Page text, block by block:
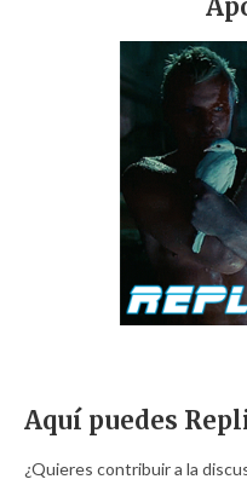
Aquí puedes
¿Quieres contribuir a la